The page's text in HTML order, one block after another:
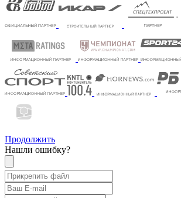
Продолжить
Нашли ошибку?